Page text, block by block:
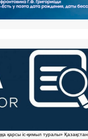
қарсы іс-қимыл туралы» Қазақстан